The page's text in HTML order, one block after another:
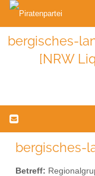
bergisches-
[NRW
bergisches-
Betreff: